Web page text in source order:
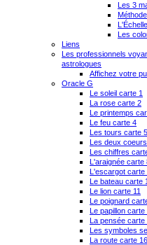
Les 3
Les
Liens
Les professionnels
astrologues
Affichez votre
Oracle G
Le soleil carte 1
La rose carte 2
Le printemps
Le feu carte 4
Les tours carte 5
Les deux
Les chiffres
L'araignée carte
L'escargot carte
Le bateau carte
Le lion carte 11
Le poignard
Le papillon carte
La pensée carte
Les symboles
La route carte 16